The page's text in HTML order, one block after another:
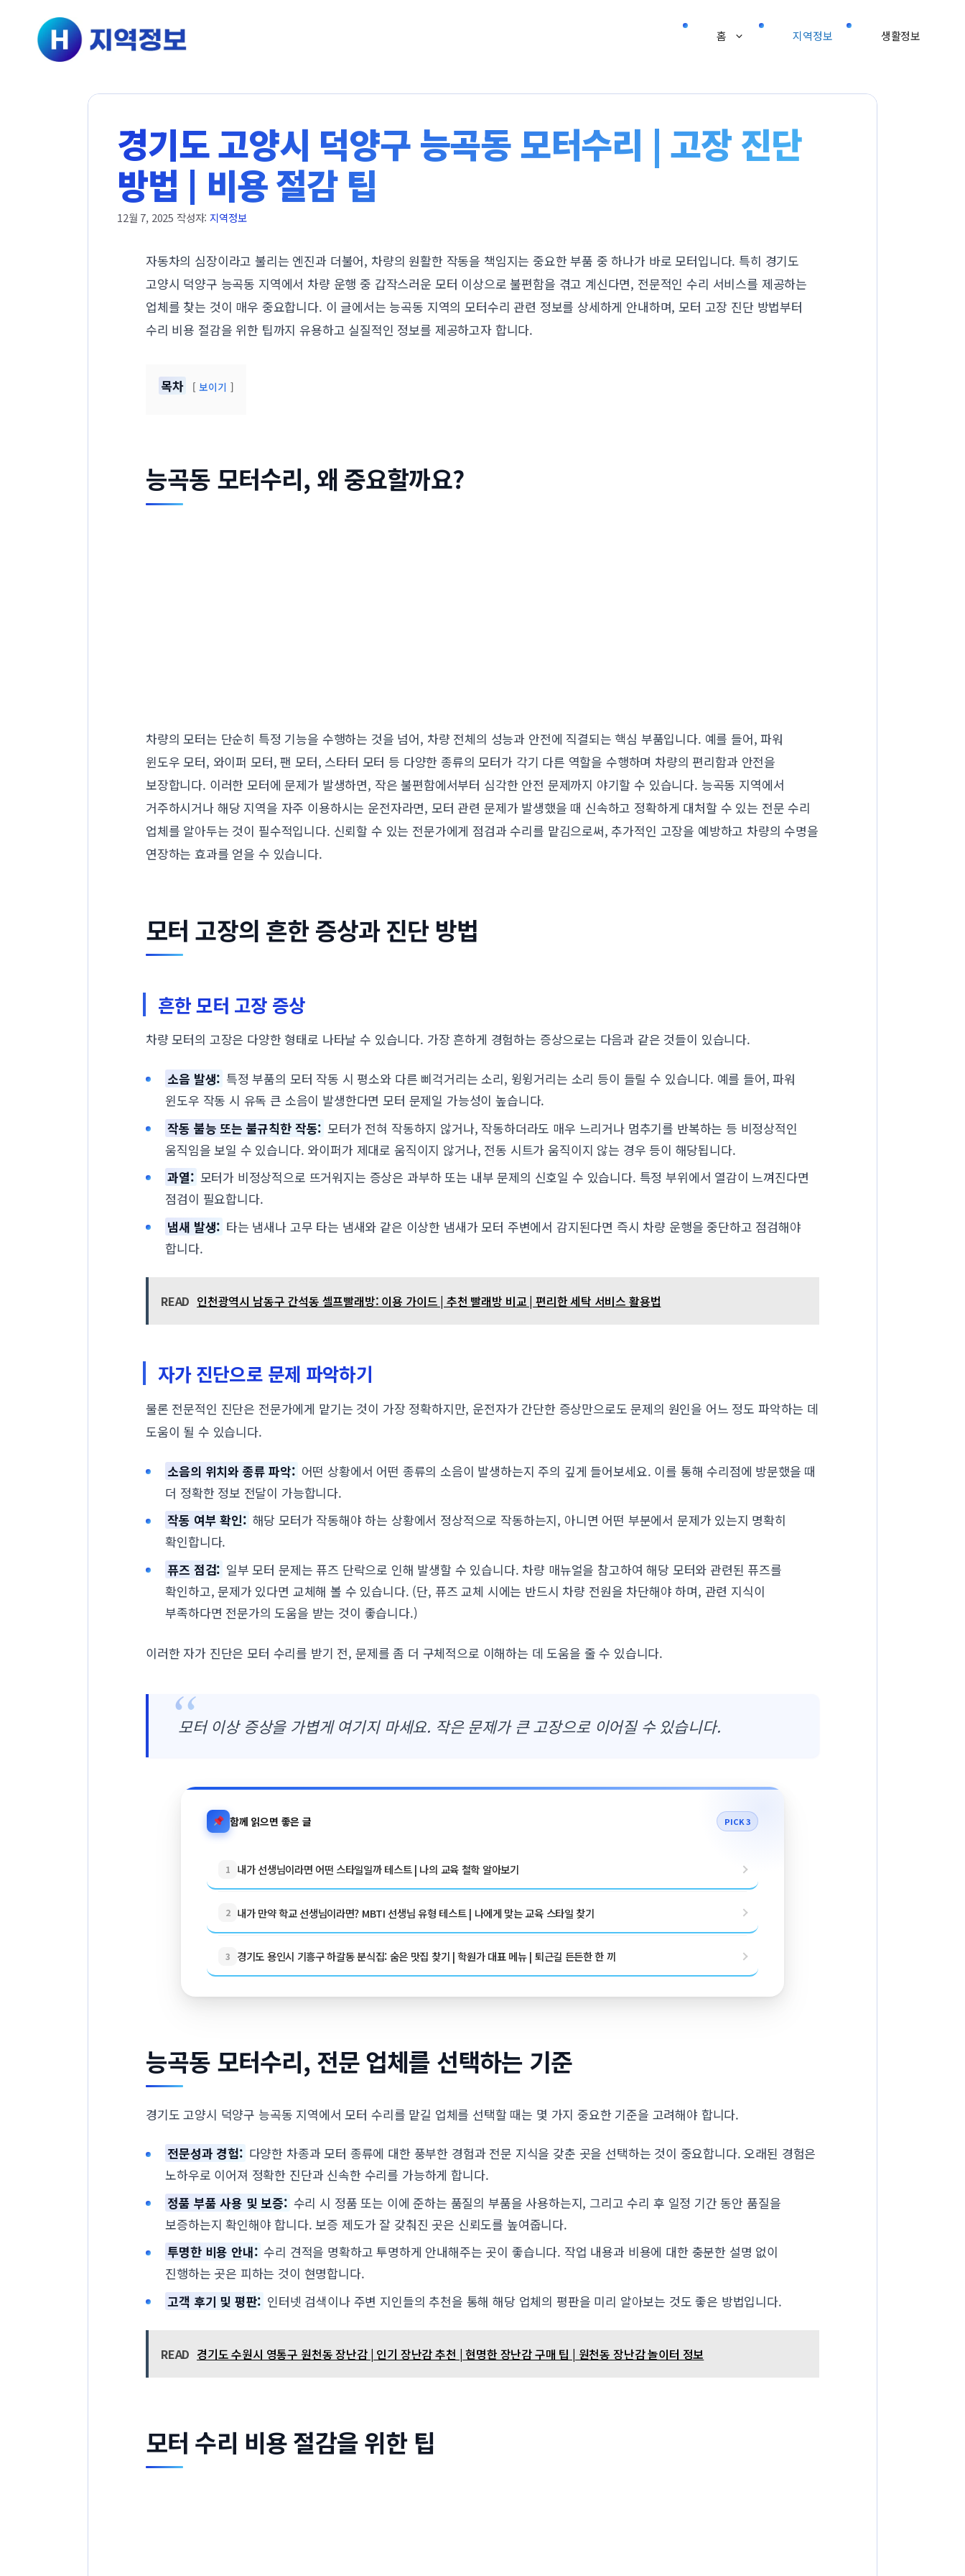
건너뛰기
홈 지역정보 생활정보
경기도 고양시 덕양구 능곡동 모터수리 | 고장 진단
방법 | 비용 절감 팁
12월 7, 2025 작성자:지역정보
자동차의 심장이라고 불리는 엔진과 더불어, 차량의 원활한 작동을 책임지는 중요한 부품 중 하나가 바로 모터입니다. 특히 경기도
고양시 덕양구 능곡동 지역에서 차량 운행 중 갑작스러운 모터 이상으로 불편함을 겪고 계신다면, 전문적인 수리 서비스를 제공하는
업체를 찾는 것이 매우 중요합니다. 이 글에서는 능곡동 지역의 모터수리 관련 정보를 상세하게 안내하며, 모터 고장 진단 방법부터
수리 비용 절감을 위한 팁까지 유용하고 실질적인 정보를 제공하고자 합니다.
목차 보이기
능곡동 모터수리, 왜 중요할까요?
차량의 모터는 단순히 특정 기능을 수행하는 것을 넘어, 차량 전체의 성능과 안전에 직결되는 핵심 부품입니다. 예를 들어, 파워
윈도우 모터, 와이퍼 모터, 팬 모터, 스타터 모터 등 다양한 종류의 모터가 각기 다른 역할을 수행하며 차량의 편리함과 안전을
보장합니다. 이러한 모터에 문제가 발생하면, 작은 불편함에서부터 심각한 안전 문제까지 야기할 수 있습니다. 능곡동 지역에서
거주하시거나 해당 지역을 자주 이용하시는 운전자라면, 모터 관련 문제가 발생했을 때 신속하고 정확하게 대처할 수 있는 전문 수리
업체를 알아두는 것이 필수적입니다. 신뢰할 수 있는 전문가에게 점검과 수리를 맡김으로써, 추가적인 고장을 예방하고 차량의 수명을
연장하는 효과를 얻을 수 있습니다.
모터 고장의 흔한 증상과 진단 방법
흔한 모터 고장 증상
차량 모터의 고장은 다양한 형태로 나타날 수 있습니다. 가장 흔하게 경험하는 증상으로는 다음과 같은 것들이 있습니다.
소음 발생: 특정 부품의 모터 작동 시 평소와 다른 삐걱거리는 소리, 윙윙거리는 소리 등이 들릴 수 있습니다. 예를 들어, 파워
윈도우 작동 시 유독 큰 소음이 발생한다면 모터 문제일 가능성이 높습니다.
작동 불능 또는 불규칙한 작동: 모터가 전혀 작동하지 않거나, 작동하더라도 매우 느리거나 멈추기를 반복하는 등 비정상적인
움직임을 보일 수 있습니다. 와이퍼가 제대로 움직이지 않거나, 전동 시트가 움직이지 않는 경우 등이 해당됩니다.
과열: 모터가 비정상적으로 뜨거워지는 증상은 과부하 또는 내부 문제의 신호일 수 있습니다. 특정 부위에서 열감이 느껴진다면
점검이 필요합니다.
냄새 발생: 타는 냄새나 고무 타는 냄새와 같은 이상한 냄새가 모터 주변에서 감지된다면 즉시 차량 운행을 중단하고 점검해야
합니다.
READ 인천광역시 남동구 간석동 셀프빨래방: 이용 가이드 | 추천 빨래방 비교 | 편리한 세탁 서비스 활용법
자가 진단으로 문제 파악하기
물론 전문적인 진단은 전문가에게 맡기는 것이 가장 정확하지만, 운전자가 간단한 증상만으로도 문제의 원인을 어느 정도 파악하는 데
도움이 될 수 있습니다.
소음의 위치와 종류 파악: 어떤 상황에서 어떤 종류의 소음이 발생하는지 주의 깊게 들어보세요. 이를 통해 수리점에 방문했을 때
더 정확한 정보 전달이 가능합니다.
작동 여부 확인: 해당 모터가 작동해야 하는 상황에서 정상적으로 작동하는지, 아니면 어떤 부분에서 문제가 있는지 명확히
확인합니다.
퓨즈 점검: 일부 모터 문제는 퓨즈 단락으로 인해 발생할 수 있습니다. 차량 매뉴얼을 참고하여 해당 모터와 관련된 퓨즈를
확인하고, 문제가 있다면 교체해 볼 수 있습니다. (단, 퓨즈 교체 시에는 반드시 차량 전원을 차단해야 하며, 관련 지식이
부족하다면 전문가의 도움을 받는 것이 좋습니다.)
이러한 자가 진단은 모터 수리를 받기 전, 문제를 좀 더 구체적으로 이해하는 데 도움을 줄 수 있습니다.
모터 이상 증상을 가볍게 여기지 마세요. 작은 문제가 큰 고장으로 이어질 수 있습니다.
함께 읽으면 좋은 글 PICK 3
1 내가 선생님이라면 어떤 스타일일까 테스트 | 나의 교육 철학 알아보기
2 내가 만약 학교 선생님이라면? MBTI 선생님 유형 테스트 | 나에게 맞는 교육 스타일 찾기
3 경기도 용인시 기흥구 하갈동 분식집: 숨은 맛집 찾기 | 학원가 대표 메뉴 | 퇴근길 든든한 한 끼
능곡동 모터수리, 전문 업체를 선택하는 기준
경기도 고양시 덕양구 능곡동 지역에서 모터 수리를 맡길 업체를 선택할 때는 몇 가지 중요한 기준을 고려해야 합니다.
전문성과 경험: 다양한 차종과 모터 종류에 대한 풍부한 경험과 전문 지식을 갖춘 곳을 선택하는 것이 중요합니다. 오래된 경험은
노하우로 이어져 정확한 진단과 신속한 수리를 가능하게 합니다.
정품 부품 사용 및 보증: 수리 시 정품 또는 이에 준하는 품질의 부품을 사용하는지, 그리고 수리 후 일정 기간 동안 품질을
보증하는지 확인해야 합니다. 보증 제도가 잘 갖춰진 곳은 신뢰도를 높여줍니다.
투명한 비용 안내: 수리 견적을 명확하고 투명하게 안내해주는 곳이 좋습니다. 작업 내용과 비용에 대한 충분한 설명 없이
진행하는 곳은 피하는 것이 현명합니다.
고객 후기 및 평판: 인터넷 검색이나 주변 지인들의 추천을 통해 해당 업체의 평판을 미리 알아보는 것도 좋은 방법입니다.
READ 경기도 수원시 영통구 원천동 장난감 | 인기 장난감 추천 | 현명한 장난감 구매 팁 | 원천동 장난감 놀이터 정보
모터 수리 비용 절감을 위한 팁